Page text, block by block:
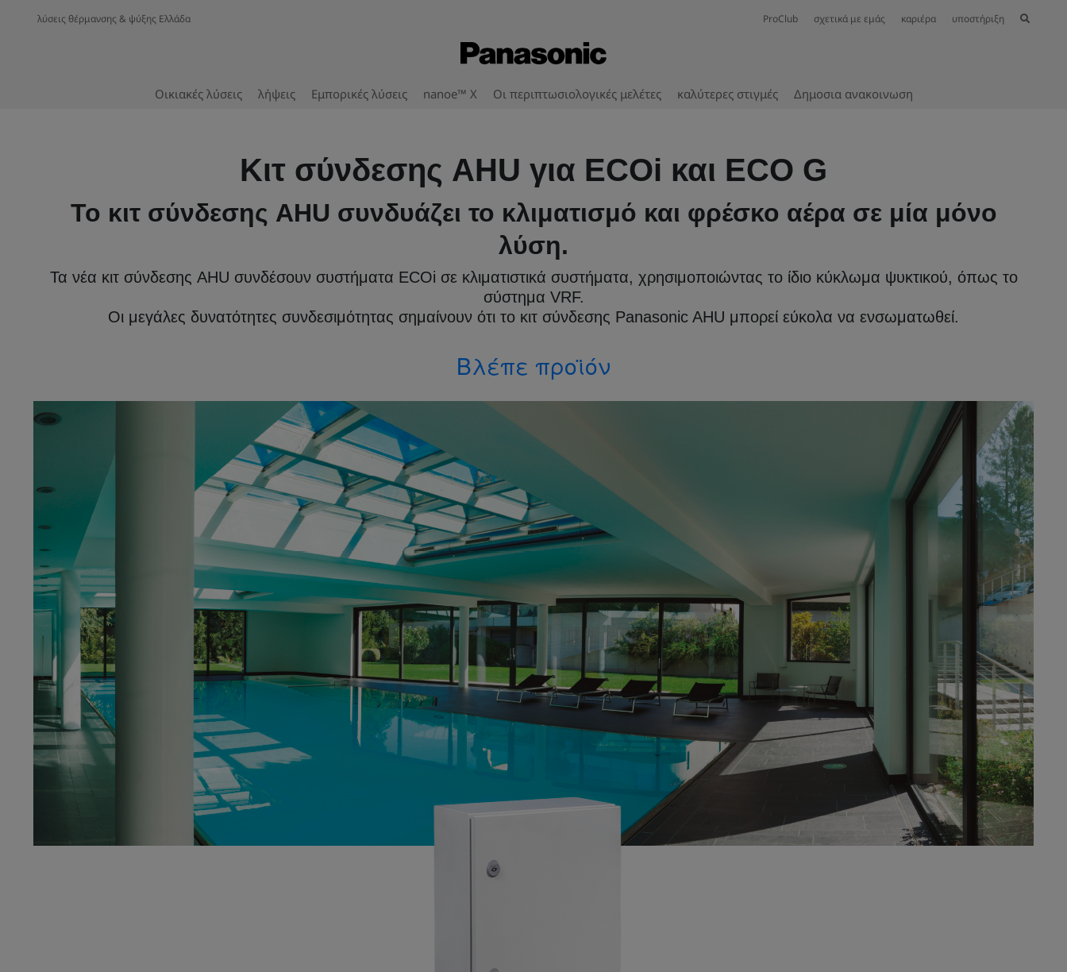
λύσεις θέρμανσης & ψύξης Ελλάδα ProClub σχετικά με εμάς καριέρα υποστήριξη
Οικιακές λύσεις λήψεις Εμπορικές λύσεις nanoe™ X Οι περιπτωσιολογικές μελέτες καλύτερες στιγμές Δημοσια ανακοινωση
Κιτ σύνδεσης AHU για ECOi και ECO G
Το κιτ σύνδεσης AHU συνδυάζει το κλιματισμό και φρέσκο αέρα σε μία μόνο
λύση.
Τα νέα κιτ σύνδεσης AHU συνδέσουν συστήματα ECOi σε κλιματιστικά συστήματα, χρησιμοποιώντας το ίδιο κύκλωμα ψυκτικού, όπως το
σύστημα VRF.
Οι μεγάλες δυνατότητες συνδεσιμότητας σημαίνουν ότι το κιτ σύνδεσης Panasonic AHU μπορεί εύκολα να ενσωματωθεί.
Βλέπε προϊόν